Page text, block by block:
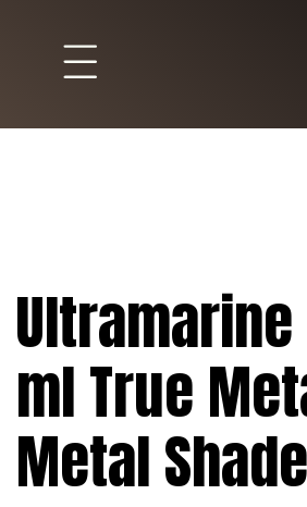
Ultramarine
ml True
Metal Shade